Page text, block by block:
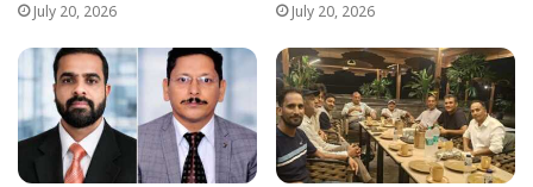
July 20, 2026 July 20, 2026